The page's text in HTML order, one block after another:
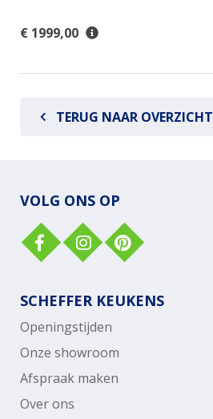
€ 1999,00
TERUG NAAR OVERZICHT
VOLG ONS OP
SCHEFFER KEUKENS
Openingstijden
Onze showroom
Afspraak maken
Over ons